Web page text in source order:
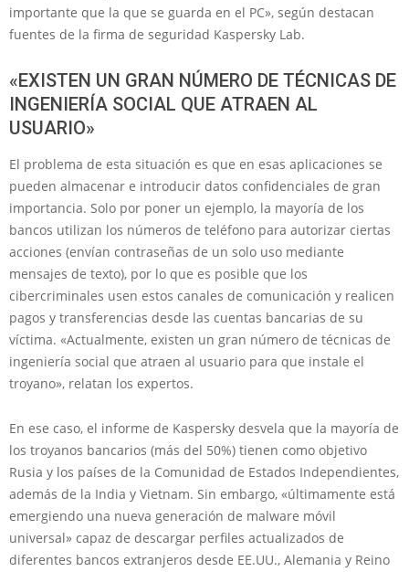
importante que la que se guarda en el PC», según destacan
fuentes de la firma de seguridad Kaspersky Lab.
«EXISTEN UN GRAN NÚMERO DE TÉCNICAS DE
INGENIERÍA SOCIAL QUE ATRAEN AL
USUARIO»
El problema de esta situación es que en esas aplicaciones se
pueden almacenar e introducir datos confidenciales de gran
importancia. Solo por poner un ejemplo, la mayoría de los
bancos utilizan los números de teléfono para autorizar ciertas
acciones (envían contraseñas de un solo uso mediante
mensajes de texto), por lo que es posible que los
cibercriminales usen estos canales de comunicación y realicen
pagos y transferencias desde las cuentas bancarias de su
víctima. «Actualmente, existen un gran número de técnicas de
ingeniería social que atraen al usuario para que instale el
troyano», relatan los expertos.
En ese caso, el informe de Kaspersky desvela que la mayoría de
los troyanos bancarios (más del 50%) tienen como objetivo
Rusia y los países de la Comunidad de Estados Independientes,
además de la India y Vietnam. Sin embargo, «últimamente está
emergiendo una nueva generación de malware móvil
universal» capaz de descargar perfiles actualizados de
diferentes bancos extranjeros desde EE.UU., Alemania y Reino